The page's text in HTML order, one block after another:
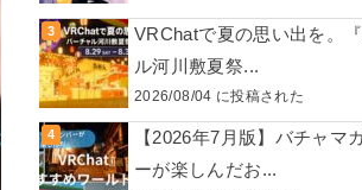
VRChatで夏の思い出を。
ル河川敷夏祭...
2026/08/04 に投稿された
【2026年7月版】バチャマ
ーが楽しんだお...